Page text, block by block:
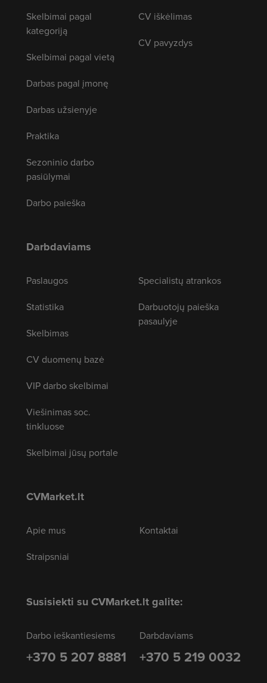
Skelbimai pagal
kategoriją
Skelbimai pagal vietą
Darbas pagal įmonę
Darbas užsienyje
Praktika
Sezoninio darbo
pasiūlymai
Darbo paieška
CV iškėlimas
CV pavyzdys
Darbdaviams
Paslaugos
Statistika
Skelbimas
CV duomenų bazė
VIP darbo skelbimai
Viešinimas soc.
tinkluose
Skelbimai jūsų portale
Specialistų atrankos
Darbuotojų paieška
pasaulyje
CVMarket.lt
Apie mus
Straipsniai
Kontaktai
Susisiekti su CVMarket.lt galite:
Darbo ieškantiesiems
+370 5 207 8881
Darbdaviams
+370 5 219 0032